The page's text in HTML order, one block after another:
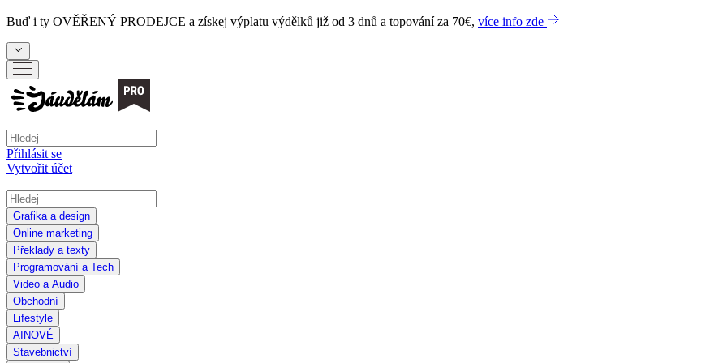
Buď i ty OVĚŘENÝ PRODEJCE a získej výplatu výdělků již od 3 dnů a topování za 70€, více info zde
Přihlásit se
Vytvořit účet
Grafika a design
Online marketing
Překlady a texty
Programování a Tech
Video a Audio
Obchodní
Lifestyle
AI NOVÉ
Stavebnictví